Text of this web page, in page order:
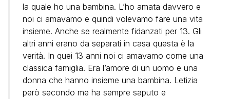
la quale ho una bambina. L’ho amata davvero e
noi ci amavamo e quindi volevamo fare una vita
insieme. Anche se realmente fidanzati per 13. Gli
altri anni erano da separati in casa questa è la
verità. In quei 13 anni noi ci amavamo come una
classica famiglia. Era l’amore di un uomo e una
donna che hanno insieme una bambina. Letizia
però secondo me ha sempre saputo e